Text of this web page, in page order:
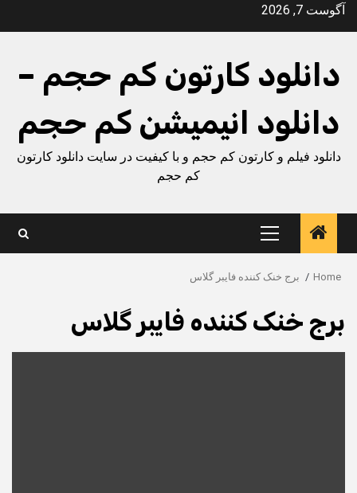
Skipآگوست 7, 2026
دانلود کارتون کم حجم –
دانلود انیمیشن کم حجم
دانلود فیلم و کارتون کم حجم و با کیفیت در سایت دانلود کارتون
کم حجم
Primary
Menu
Home برج خنک کننده فایبر گلاس
برج خنک کننده فایبر گلاس